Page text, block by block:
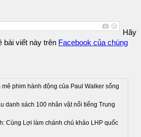
Hãy
bài viết này trên Facebook của chúng
mê phim hành động của Paul Walker sống
danh sách 100 nhân vật nổi tiếng Trung
Củng Lợi làm chánh chủ khảo LHP quốc